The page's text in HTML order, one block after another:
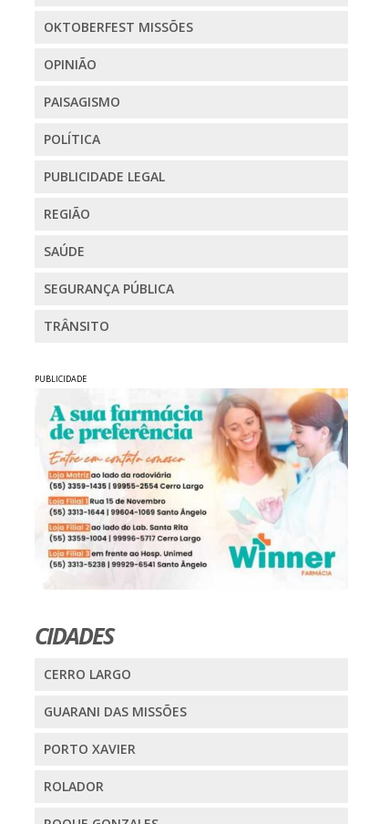
OKTOBERFEST MISSÕES
OPINIÃO
PAISAGISMO
POLÍTICA
PUBLICIDADE LEGAL
REGIÃO
SAÚDE
SEGURANÇA PÚBLICA
TRÂNSITO
PUBLICIDADE
CIDADES
CERRO LARGO
GUARANI DAS MISSÕES
PORTO XAVIER
ROLADOR